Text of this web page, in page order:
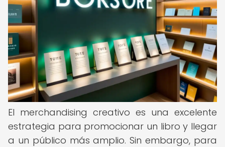
El merchandising creativo es una excelente
estrategia para promocionar un libro y llegar
a un público más amplio. Sin embargo, para